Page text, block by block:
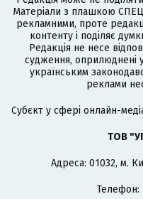
Матеріали з плашкою
рекламними, проте
контенту і поділяє
Редакція не несе
судження, оприлюднені
українським
реклами
Cубєкт у сфері онлайн-
ТОВ
Адреса: 01032, м.
Телефон: